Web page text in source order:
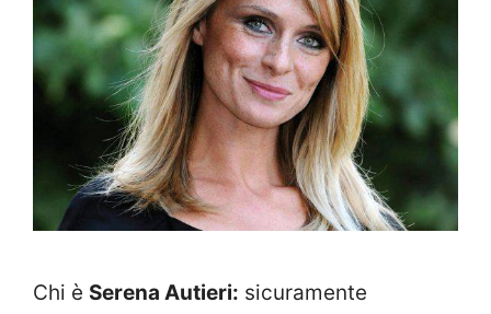
Chi è Serena Autieri: sicuramente